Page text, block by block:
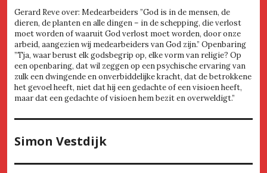
Gerard Reve over: Medearbeiders ”God is in de mensen, de
dieren, de planten en alle dingen – in de schepping, die verlost
moet worden of waaruit God verlost moet worden, door onze
arbeid, aangezien wij medearbeiders van God zijn.” Openbaring
”Tja, waar berust elk godsbegrip op, elke vorm van religie? Op
een openbaring, dat wil zeggen op een psychische ervaring van
zulk een dwingende en onverbiddelijke kracht, dat de betrokkene
het gevoel heeft, niet dat hij een gedachte of een visioen heeft,
maar dat een gedachte of visioen hem bezit en overweldigt.”
Simon Vestdijk